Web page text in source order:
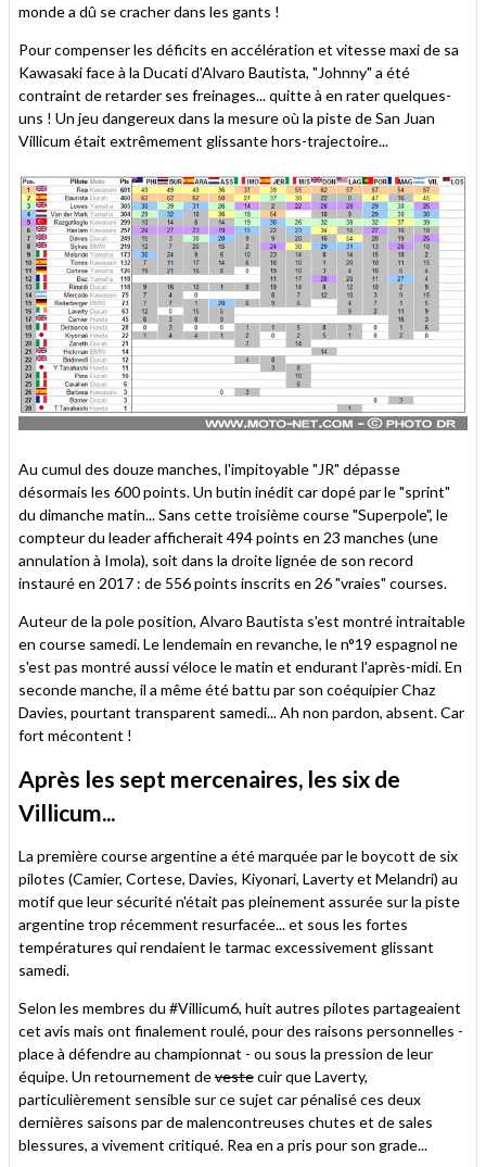
monde a dû se cracher dans les gants !
Pour compenser les déficits en accélération et vitesse maxi de sa
Kawasaki face à la Ducati d'Alvaro Bautista, "Johnny" a été
contraint de retarder ses freinages... quitte à en rater quelques-
uns ! Un jeu dangereux dans la mesure où la piste de San Juan
Villicum était extrêmement glissante hors-trajectoire...
Au cumul des douze manches, l'impitoyable "JR" dépasse
désormais les 600 points. Un butin inédit car dopé par le "sprint"
du dimanche matin... Sans cette troisième course "Superpole", le
compteur du leader afficherait 494 points en 23 manches (une
annulation à Imola), soit dans la droite lignée de son record
instauré en 2017 : de 556 points inscrits en 26 "vraies" courses.
Auteur de la pole position, Alvaro Bautista s'est montré intraitable
en course samedi. Le lendemain en revanche, le n°19 espagnol ne
s'est pas montré aussi véloce le matin et endurant l'après-midi. En
seconde manche, il a même été battu par son coéquipier Chaz
Davies, pourtant transparent samedi... Ah non pardon, absent. Car
fort mécontent !
Après les sept mercenaires, les six de
Villicum...
La première course argentine a été marquée par le boycott de six
pilotes (Camier, Cortese, Davies, Kiyonari, Laverty et Melandri) au
motif que leur sécurité n'était pas pleinement assurée sur la piste
argentine trop récemment resurfacée... et sous les fortes
températures qui rendaient le tarmac excessivement glissant
samedi.
Selon les membres du #Villicum6, huit autres pilotes partageaient
cet avis mais ont finalement roulé, pour des raisons personnelles -
place à défendre au championnat - ou sous la pression de leur
équipe. Un retournement devestecuir que Laverty,
particulièrement sensible sur ce sujet car pénalisé ces deux
dernières saisons par de malencontreuses chutes et de sales
blessures, a vivement critiqué. Rea en a pris pour son grade...